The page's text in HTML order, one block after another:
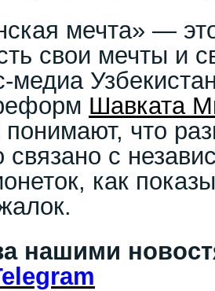
мечта» —
свои мечты и
медиа
Шавката
понимают, что
связано с
как
нашими